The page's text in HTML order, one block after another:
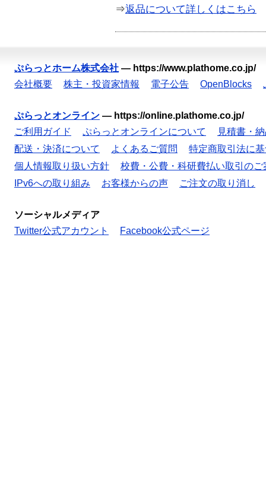
⇒返品について詳しくはこちら
ぷらっとホーム株式会社 — https://www.plathome.co.jp/
会社概要
株主・投資家情報 電子公告 OpenBlocks
ぷらっとオンライン — https://online.plathome.co.jp/
ご利用ガイド
ぷらっとオンラインについて
見積書・
配送・決済について
よくあるご質問
特定商取引法に
個人情報取り扱い方針
校費・公費・科研費払い取引のご
IPv6への取り組み
お客様からの声 ご注文の取り消し
ソーシャルメディア
Twitter公式アカウント
Facebook公式ページ